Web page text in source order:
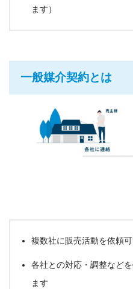
ます）
一般媒介契約とは
複数社に販売活動を依頼
各社との対応・調整など
ます